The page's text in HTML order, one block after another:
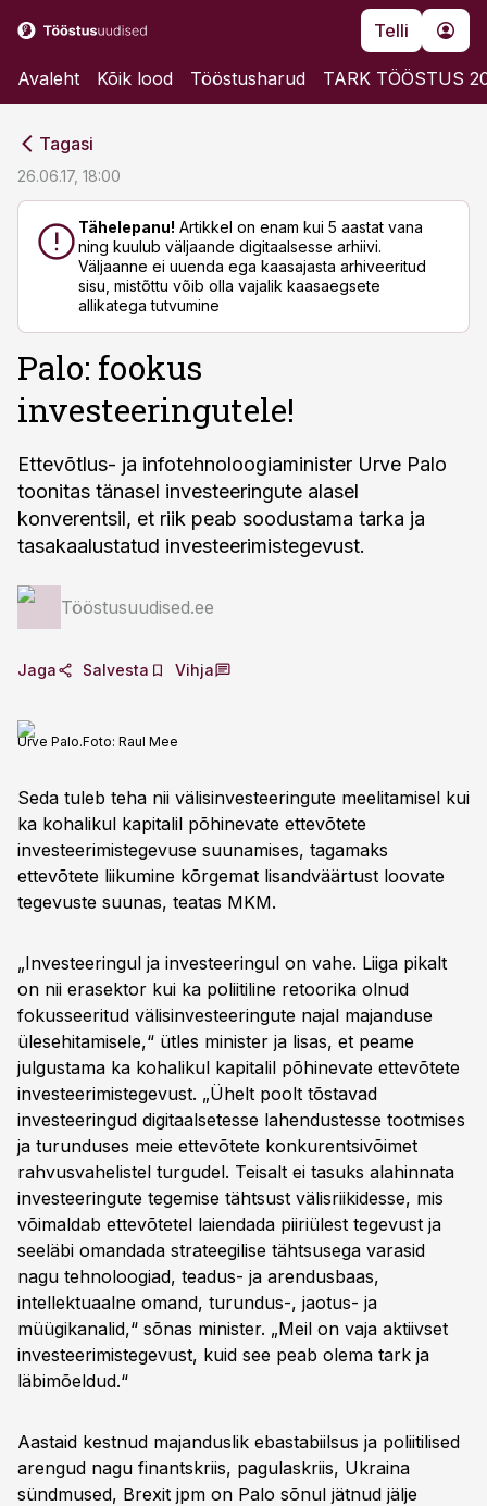
Telli
Avaleht Kõik lood Tööstusharud TARK TÖÖSTUS
Tagasi
26.06.17, 18:00
Tähelepanu! Artikkel on enam kui 5 aastat vana
ning kuulub väljaande digitaalsesse arhiivi.
Väljaanne ei uuenda ega kaasajasta arhiveeritud
sisu, mistõttu võib olla vajalik kaasaegsete
allikatega tutvumine
Palo: fookus
investeeringutele!
Ettevõtlus- ja infotehnoloogiaminister Urve Palo
toonitas tänasel investeeringute alasel
konverentsil, et riik peab soodustama tarka ja
tasakaalustatud investeerimistegevust.
Tööstusuudised.ee
Jaga Salvesta Vihja
Urve Palo.Foto: Raul Mee
Seda tuleb teha nii välisinvesteeringute meelitamisel kui
ka kohalikul kapitalil põhinevate ettevõtete
investeerimistegevuse suunamises, tagamaks
ettevõtete liikumine kõrgemat lisandväärtust loovate
tegevuste suunas, teatas MKM.
„Investeeringul ja investeeringul on vahe. Liiga pikalt
on nii erasektor kui ka poliitiline retoorika olnud
fokusseeritud välisinvesteeringute najal majanduse
ülesehitamisele,“ ütles minister ja lisas, et peame
julgustama ka kohalikul kapitalil põhinevate ettevõtete
investeerimistegevust. „Ühelt poolt tõstavad
investeeringud digitaalsetesse lahendustesse tootmises
ja turunduses meie ettevõtete konkurentsivõimet
rahvusvahelistel turgudel. Teisalt ei tasuks alahinnata
investeeringute tegemise tähtsust välisriikidesse, mis
võimaldab ettevõtetel laiendada piiriülest tegevust ja
seeläbi omandada strateegilise tähtsusega varasid
nagu tehnoloogiad, teadus- ja arendusbaas,
intellektuaalne omand, turundus-, jaotus- ja
müügikanalid,“ sõnas minister. „Meil on vaja aktiivset
investeerimistegevust, kuid see peab olema tark ja
läbimõeldud.“
Aastaid kestnud majanduslik ebastabiilsus ja poliitilised
arengud nagu finantskriis, pagulaskriis, Ukraina
sündmused, Brexit jpm on Palo sõnul jätnud jälje